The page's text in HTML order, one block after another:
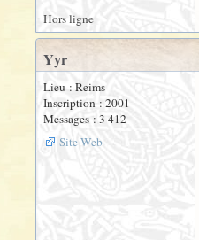
Hors ligne
Yyr
Lieu : Reims
Inscription : 2001
Messages : 3 412
Site Web